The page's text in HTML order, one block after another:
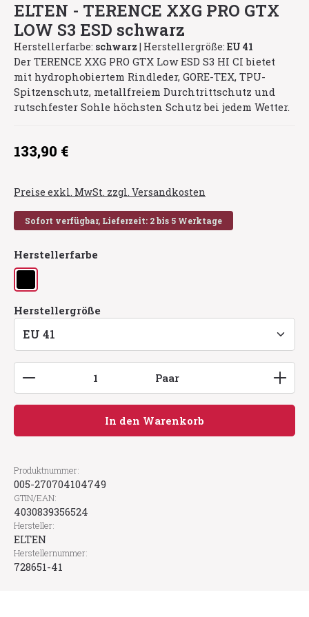
ELTEN - TERENCE XXG PRO GTX
LOW S3 ESD schwarz
Herstellerfarbe: schwarz | Herstellergröße: EU 41
Der TERENCE XXG PRO GTX Low ESD S3 HI CI bietet
mit hydrophobiertem Rindleder, GORE-TEX, TPU-
Spitzenschutz, metallfreiem Durchtrittschutz und
rutschfester Sohle höchsten Schutz bei jedem Wetter.
Regulärer Preis:
133,90 €
Preise exkl. MwSt. zzgl. Versandkosten
Sofort verfügbar, Lieferzeit: 2 bis 5 Werktage
Herstellerfarbe
schwarz
Herstellergröße
Produkt Anzahl: Gib den gewünschten Wert
Paar
In den Warenkorb
Produktnummer:
005-270704104749
GTIN/EAN:
4030839356524
Hersteller:
ELTEN
Herstellernummer:
728651-41